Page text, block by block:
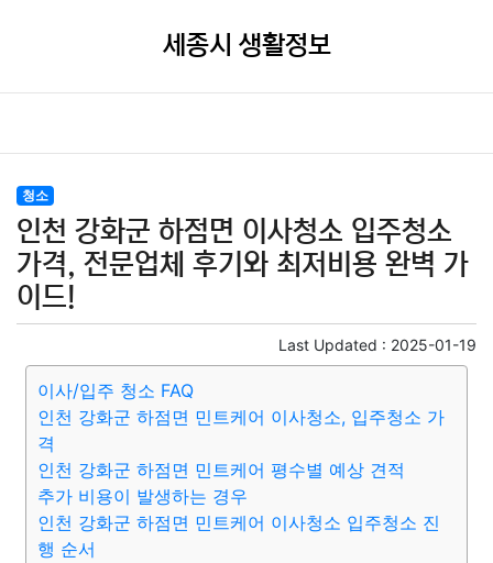
세종시 생활정보
청소
인천 강화군 하점면 이사청소 입주청소
가격, 전문업체 후기와 최저비용 완벽 가
이드!
Last Updated : 2025-01-19
이사/입주 청소 FAQ
인천 강화군 하점면 민트케어 이사청소, 입주청소 가
격
인천 강화군 하점면 민트케어 평수별 예상 견적
추가 비용이 발생하는 경우
인천 강화군 하점면 민트케어 이사청소 입주청소 진
행 순서